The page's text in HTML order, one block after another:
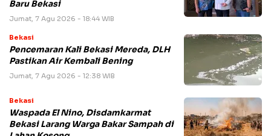
Baru Bekasi
Jumat, 7 Agu 2026 - 18:44 WIB
Bekasi
Pencemaran Kali Bekasi Mereda, DLH
Pastikan Air Kembali Bening
Jumat, 7 Agu 2026 - 12:38 WIB
Bekasi
Waspada El Nino, Disdamkarmat
Bekasi Larang Warga Bakar Sampah di